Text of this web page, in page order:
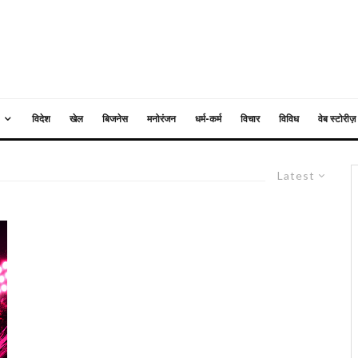
विदेश खेल बिजनेस मनोरंजन धर्म-कर्म विचार विविध वेब स्टोरीज़
Latest